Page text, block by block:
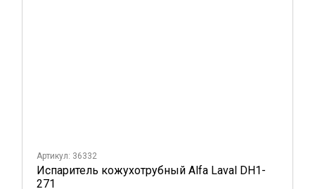
Артикул: 36332
Испаритель кожухотрубный Alfa Laval DH1-
271